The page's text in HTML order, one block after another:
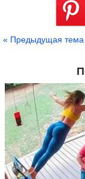
« Предыдущая тема